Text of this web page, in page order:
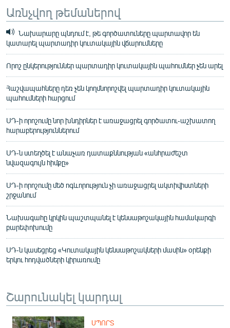
Առնչվող թեմաներով
Նախարարը պնդում է, թե գործատուները պարտավոր են
կատարել պարտադիր կուտակային վճարումները
Որոշ ընկերություններ պարտադիր կուտակային պահումներ չեն արել
Հաշվապահները դեռ չեն կողմնորոշվել պարտադիր կուտակային
պահումների հարցում
ՍԴ-ի որոշումը նոր խնդիրներ է առաջացրել գործատու-աշխատող
հարաբերություններում
ՍԴ-ն ստեղծել է անաչառ դատաքննության «անհրաժեշտ
նվազագույն հիմքը»
ՍԴ-ի որոշումը մեծ ոգևորություն չի առաջացրել ակտիվիստների
շրջանում
Նախագահը կրկին պաշտպանել է կենսաթոշակային համակարգի
բարեփոխումը
ՍԴ-ն կասեցրեց «Կուտակային կենսաթոշակների մասին» օրենքի
երկու հոդվածների կիրառումը
Շարունակել կարդալ
ՍՊՈՐՏ